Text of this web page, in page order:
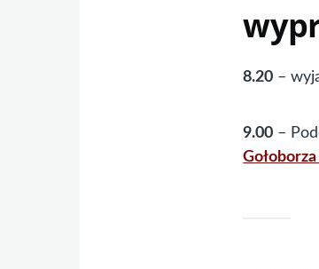
8.20 –
9.00 –